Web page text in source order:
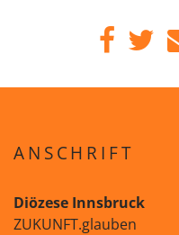
ANSCHRIFT
Diözese Innsbruck
ZUKUNFT.glauben